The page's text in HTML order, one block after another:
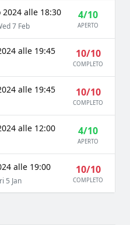
alle 18:30
7 Feb
4/10
APERTO
alle 19:45 10/10
COMPLETO
alle 19:45 10/10
COMPLETO
alle 12:00 4/10
APERTO
alle 19:00
5 Jan
10/10
COMPLETO